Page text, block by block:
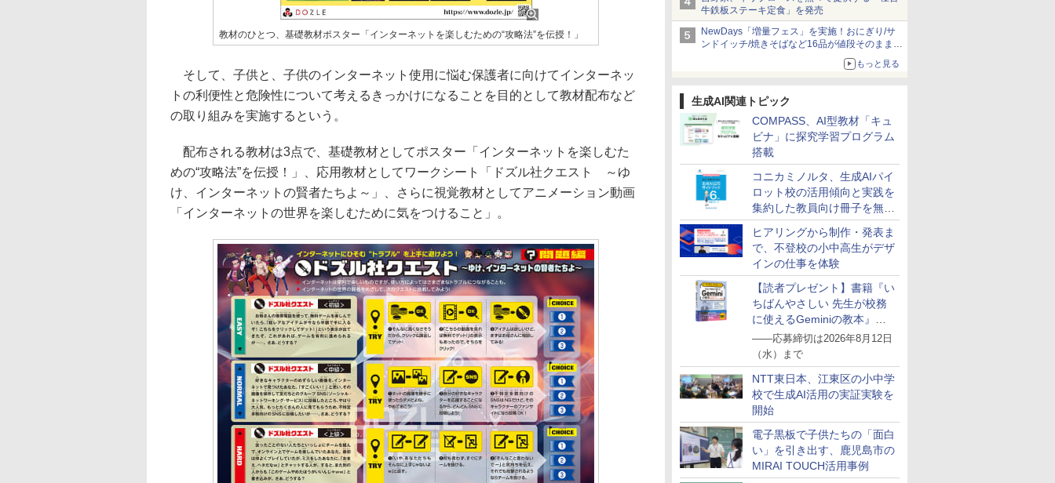
牛鉄板ステーキ定食」を発売
NewDays「増量フェス」を実施！おにぎり/サ
ンドイッチ/焼きそばなど16品が値段そのままで
もっと見る
生成AI関連トピック
COMPASS、AI型教材「キュ
ビナ」に探究学習プログラム
搭載
コニカミノルタ、生成AIパイ
ロット校の活用傾向と実践を
集約した教員向け冊子を無料
公開
ヒアリングから制作・発表ま
で、不登校の小中高生がデザ
インの仕事を体験
【読者プレゼント】書籍『い
ちばんやさしい 先生が校務
に使えるGeminiの教本』を
抽選で5名様にプレゼント
――応募締切は2026年8月12日
（水）まで
NTT東日本、江東区の小中学
校で生成AI活用の実証実験を
開始
電子黒板で子供たちの「面白
い」を引き出す、鹿児島市の
MIRAI TOUCH活用事例
教材のひとつ、基礎教材ポスター「インターネットを楽しむための“攻略法”を伝授！」
そして、子供と、子供のインターネット使用に悩む保護者に向けてインターネッ
トの利便性と危険性について考えるきっかけになることを目的として教材配布など
の取り組みを実施するという。
配布される教材は3点で、基礎教材としてポスター「インターネットを楽しむた
めの“攻略法”を伝授！」、応用教材としてワークシート「ドズル社クエスト ～ゆ
け、インターネットの賢者たちよ～」、さらに視覚教材としてアニメーション動画
「インターネットの世界を楽しむために気をつけること」。